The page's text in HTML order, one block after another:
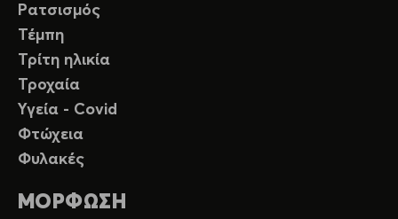
Ρατσισμός
Τέμπη
Τρίτη ηλικία
Τροχαία
Υγεία - Covid
Φτώχεια
Φυλακές
ΜΟΡΦΩΣΗ